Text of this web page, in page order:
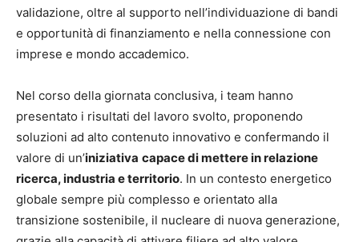
validazione, oltre al supporto nell’individuazione di bandi
e opportunità di finanziamento e nella connessione con
imprese e mondo accademico.
Nel corso della giornata conclusiva, i team hanno
presentato i risultati del lavoro svolto, proponendo
soluzioni ad alto contenuto innovativo e confermando il
valore di un’iniziativa capace di mettere in relazione
ricerca, industria e territorio. In un contesto energetico
globale sempre più complesso e orientato alla
transizione sostenibile, il nucleare di nuova generazione,